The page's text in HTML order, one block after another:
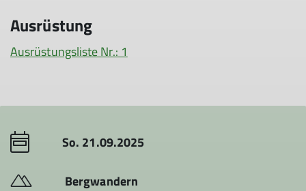
Ausrüstung
Ausrüstungsliste Nr.: 1
So. 21.09.2025
Bergwandern